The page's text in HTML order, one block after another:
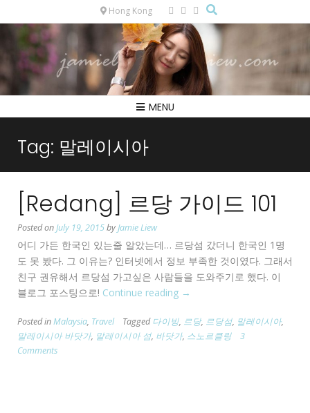
Hong Kong
MENU
Tag: 말레이시아
[Redang] 르당 가이드 101
Posted onJuly 19, 2015byJamie Liew
어디 가든 한국인 있는줄 알았는데… 르당섬 갔더니 한국인 1명
도 못 봤다. 그 이유는? 인터넷에서 정보 부족한 것이였다. 그래서
친구 권유해서 르당섬 가고싶은 사람들을 도와주기로 했다. 이
블로그 포스팅으로! Continue reading “[Redang]
당
가
→
Posted inMalaysia, Travel Tagged다이빙, 르당, 르당섬, 말레이시아,
말레이시아 바닷가, 말레이시아 섬, 바닷가, 스노르클링
3
Comments